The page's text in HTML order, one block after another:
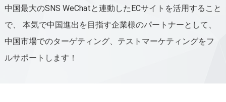
中国最大のSNS WeChatと連動したECサイトを活用すること
で、
本気で中国進出を目指す企業様のパートナーとして、
中国市場でのターゲティング、テストマーケティングをフ
ルサポートします！